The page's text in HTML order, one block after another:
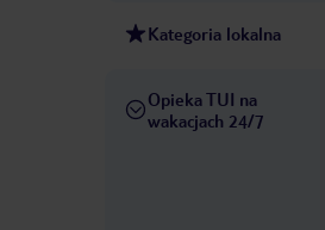
Kategoria lokalna
Opieka TUI na
wakacjach 24/7